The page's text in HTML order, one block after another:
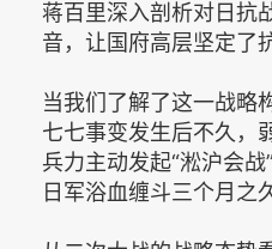
蒋百里深入剖析对日抗
音，让国府高层坚定了
当我们了解了这一战略
七七事变发生后不久，
兵力主动发起“淞沪会战
日军浴血缠斗三个月之